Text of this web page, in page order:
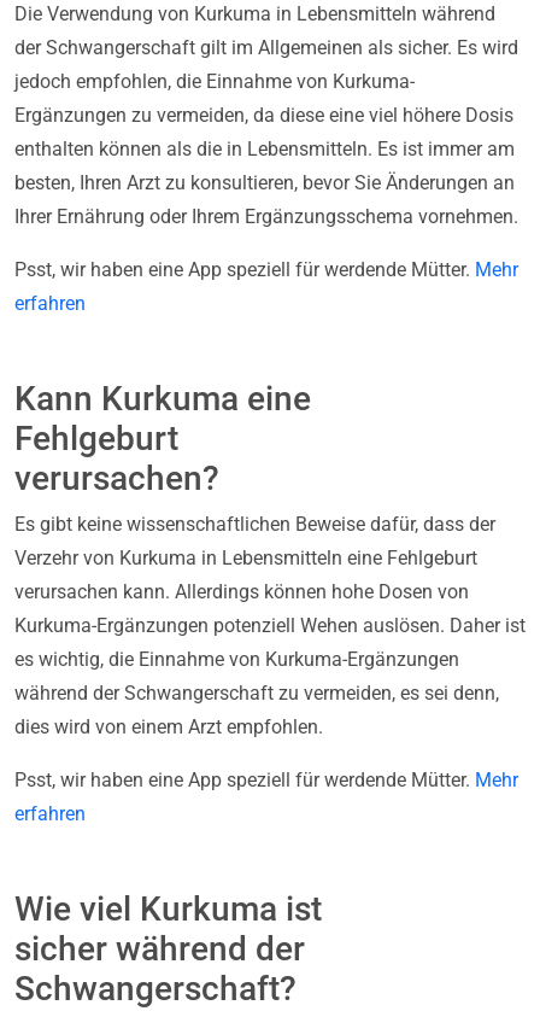
Die Verwendung von Kurkuma in Lebensmitteln während
der Schwangerschaft gilt im Allgemeinen als sicher. Es wird
jedoch empfohlen, die Einnahme von Kurkuma-
Ergänzungen zu vermeiden, da diese eine viel höhere Dosis
enthalten können als die in Lebensmitteln. Es ist immer am
besten, Ihren Arzt zu konsultieren, bevor Sie Änderungen an
Ihrer Ernährung oder Ihrem Ergänzungsschema vornehmen.
Psst, wir haben eine App speziell für werdende Mütter. Mehr
erfahren
Kann Kurkuma eine
Fehlgeburt
verursachen?
Es gibt keine wissenschaftlichen Beweise dafür, dass der
Verzehr von Kurkuma in Lebensmitteln eine Fehlgeburt
verursachen kann. Allerdings können hohe Dosen von
Kurkuma-Ergänzungen potenziell Wehen auslösen. Daher ist
es wichtig, die Einnahme von Kurkuma-Ergänzungen
während der Schwangerschaft zu vermeiden, es sei denn,
dies wird von einem Arzt empfohlen.
Psst, wir haben eine App speziell für werdende Mütter. Mehr
erfahren
Wie viel Kurkuma ist
sicher während der
Schwangerschaft?